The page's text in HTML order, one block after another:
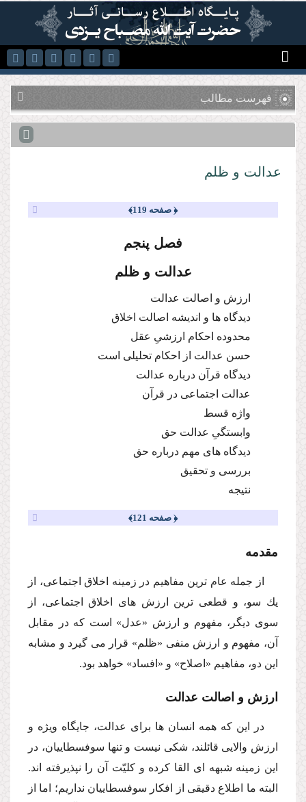
رفتن به محتوای اصلی
فهرست مطالب
عدالت و ظلم
﴿ صفحه 119﴾
فصل پنجم
عدالت و ظلم
ارزش و اصالت عدالت
دیدگاه ها و اندیشه اصالت اخلاق
محدوده احكام ارزشىِ عقل
حسن عدالت از احكام تحلیلى است
دیدگاه قرآن درباره عدالت
عدالت اجتماعى در قرآن
واژه قسط
وابستگىِ عدالت حق
دیدگاه هاى مهم درباره حق
بررسى و تحقیق
نتیجه
﴿ صفحه 121﴾
مقدمه
از جمله عام ترین مفاهیم در زمینه اخلاق اجتماعى، از
یك سو، و قطعى ترین ارزش هاى اخلاق اجتماعى، از
سوى دیگر، مفهوم و ارزش «عدل» است كه در مقابل
آن، مفهوم و ارزش منفى «ظلم» قرار مى گیرد و مشابه
این دو، مفاهیم «اصلاح» و «افساد» خواهد بود.
ارزش و اصالت عدالت
در این كه همه انسان ها براى عدالت، جایگاه ویژه و
ارزش والایى قائلند، شكى نیست و تنها سوفسطاییان، در
این زمینه شبهه اى القا كرده و كلیّت آن را نپذیرفته اند.
البته ما اطلاع دقیقى از افكار سوفسطاییان نداریم؛ اما از